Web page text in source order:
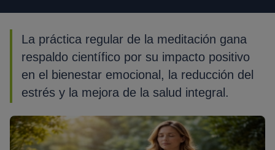
La práctica regular de la meditación gana
respaldo científico por su impacto positivo
en el bienestar emocional, la reducción del
estrés y la mejora de la salud integral.